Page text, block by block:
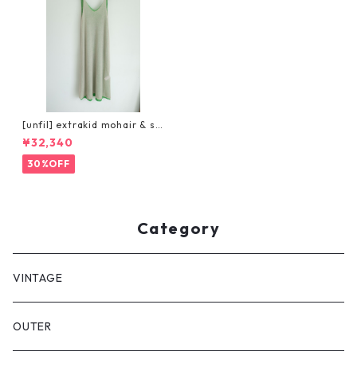
[unfil] extrakid mohair & sil
k layered knit dress
¥32,340
30%OFF
Category
VINTAGE
OUTER